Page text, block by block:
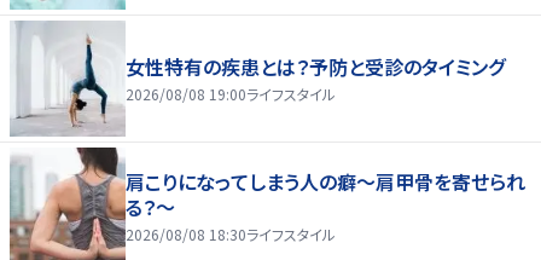
女性特有の疾患とは？予防と受診のタイミング
2026/08/08 19:00ライフスタイル
肩こりになってしまう人の癖～肩甲骨を寄せられ
る？～
2026/08/08 18:30ライフスタイル